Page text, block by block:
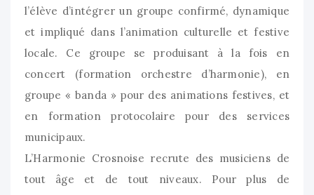
l’élève d’intégrer un groupe confirmé, dynamique
et impliqué dans l’animation culturelle et festive
locale. Ce groupe se produisant à la fois en
concert (formation orchestre d’harmonie), en
groupe « banda » pour des animations festives, et
en formation protocolaire pour des services
municipaux.
L’Harmonie Crosnoise recrute des musiciens de
tout âge et de tout niveaux. Pour plus de